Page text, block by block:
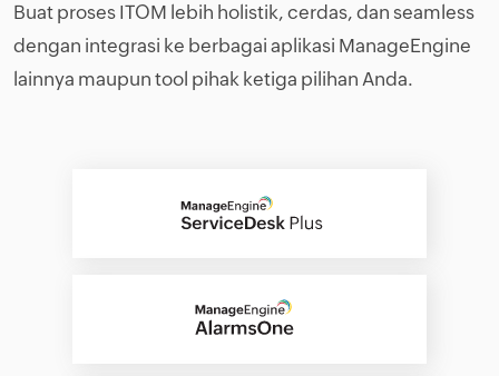
Buat proses ITOM lebih holistik, cerdas, dan seamless
dengan integrasi ke berbagai aplikasi ManageEngine
lainnya maupun tool pihak ketiga pilihan Anda.